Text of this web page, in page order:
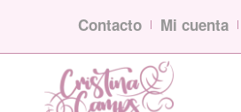
Contacto Mi cuenta